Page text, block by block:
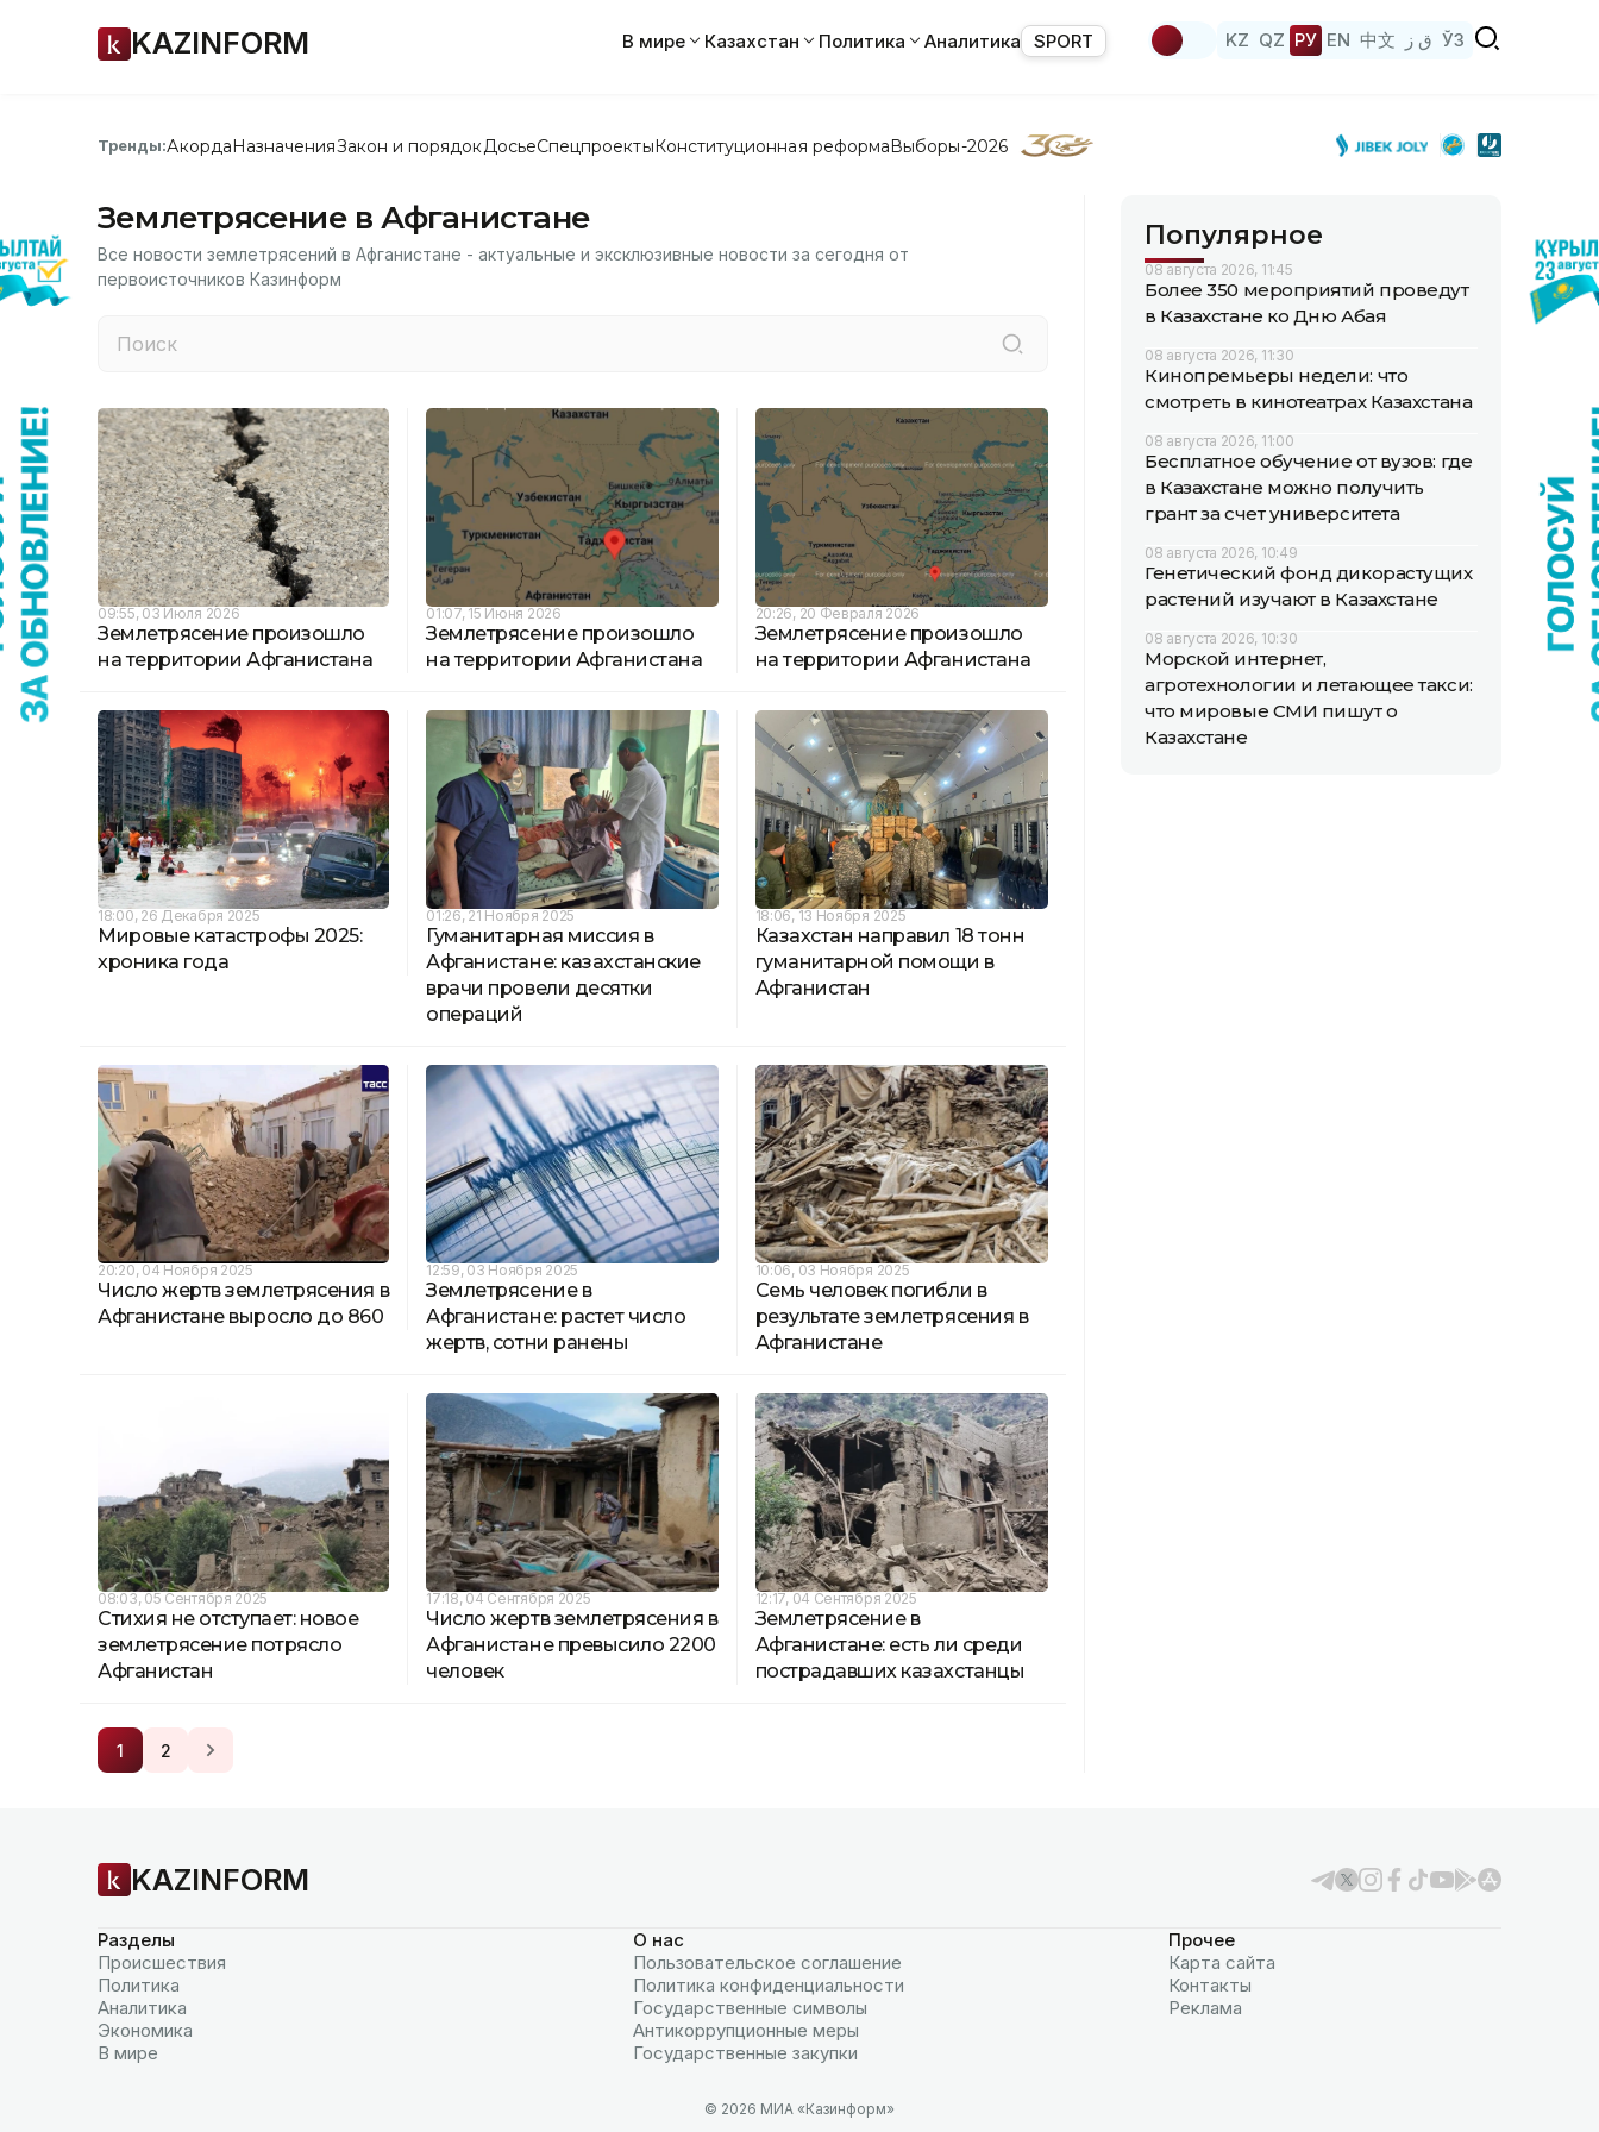
KAZINFORM В мире Казахстан Политика Аналитика SPORT KZ QZ РУ EN 中文 ق ز ЎЗ
Тренды:АкордаНазначенияЗакон и порядок ДосьеСпецпроектыКонституционная реформаВыборы-2026
Землетрясение в Афганистане
Все новости землетрясений в Афганистане - актуальные и эксклюзивные новости за сегодня от
первоисточников Казинформ
09:55, 03 Июля 2026
Землетрясение произошло
на территории Афганистана
01:07, 15 Июня 2026
Землетрясение произошло
на территории Афганистана
20:26, 20 Февраля 2026
Землетрясение произошло
на территории Афганистана
18:00, 26 Декабря 2025
Мировые катастрофы 2025:
хроника года
01:26, 21 Ноября 2025
Гуманитарная миссия в
Афганистане: казахстанские
врачи провели десятки
операций
18:06, 13 Ноября 2025
Казахстан направил 18 тонн
гуманитарной помощи в
Афганистан
20:20, 04 Ноября 2025
Число жертв землетрясения в
Афганистане выросло до 860
12:59, 03 Ноября 2025
Землетрясение в
Афганистане: растет число
жертв, сотни ранены
10:06, 03 Ноября 2025
Семь человек погибли в
результате землетрясения в
Афганистане
08:03, 05 Сентября 2025
Стихия не отступает: новое
землетрясение потрясло
Афганистан
17:18, 04 Сентября 2025
Число жертв землетрясения в
Афганистане превысило 2200
человек
12:17, 04 Сентября 2025
Землетрясение в
Афганистане: есть ли среди
пострадавших казахстанцы
1 2
Популярное
08 августа 2026, 11:45
Более 350 мероприятий проведут
в Казахстане ко Дню Абая
08 августа 2026, 11:30
Кинопремьеры недели: что
смотреть в кинотеатрах Казахстана
08 августа 2026, 11:00
Бесплатное обучение от вузов: где
в Казахстане можно получить
грант за счет университета
08 августа 2026, 10:49
Генетический фонд дикорастущих
растений изучают в Казахстане
08 августа 2026, 10:30
Морской интернет,
агротехнологии и летающее такси:
что мировые СМИ пишут о
Казахстане
KAZINFORM
Разделы
Происшествия
Политика
Аналитика
Экономика
В мире
О нас
Пользовательское соглашение
Политика конфиденциальности
Государственные символы
Антикоррупционные меры
Государственные закупки
Прочее
Карта сайта
Контакты
Реклама
© 2026 МИА «Казинформ»